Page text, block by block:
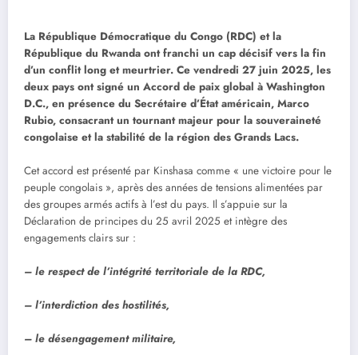
La République Démocratique du Congo (RDC) et la
République du Rwanda ont franchi un cap décisif vers la fin
d’un conflit long et meurtrier. Ce vendredi 27 juin 2025, les
deux pays ont signé un Accord de paix global à Washington
D.C., en présence du Secrétaire d’État américain, Marco
Rubio, consacrant un tournant majeur pour la souveraineté
congolaise et la stabilité de la région des Grands Lacs.
Cet accord est présenté par Kinshasa comme « une victoire pour le
peuple congolais », après des années de tensions alimentées par
des groupes armés actifs à l’est du pays. Il s’appuie sur la
Déclaration de principes du 25 avril 2025 et intègre des
engagements clairs sur :
– le respect de l’intégrité territoriale de la RDC,
– l’interdiction des hostilités,
– le désengagement militaire,